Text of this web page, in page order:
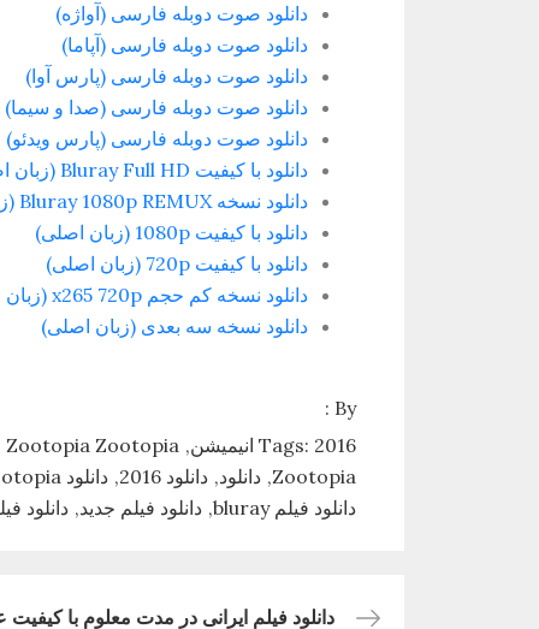
دانلود صوت دوبله فارسی (آواژه)
دانلود صوت دوبله فارسی (آپاما)
دانلود صوت دوبله فارسی (پارس آوا)
دانلود صوت دوبله فارسی (صدا و سیما)
دانلود صوت دوبله فارسی (پارس ویدئو)
دانلود با کیفیت Bluray Full HD (زبان اصلی)
دانلود نسخه Bluray 1080p REMUX (زبان اصلی)
دانلود با کیفیت 1080p (زبان اصلی)
دانلود با کیفیت 720p (زبان اصلی)
دانلود نسخه کم حجم x265 720p (زبان اصلی)
دانلود نسخه سه بعدی (زبان اصلی)
By :
Tags: 2016 انیمیشن Zootopia Zootopia
Zootopia دانلود دانلود 2016 دانلود Zootopia
دانلود فیلم bluray
دانلود فیلم جدید دانلود
دانلود فیلم ایرانی در مدت معلوم با کیفیت